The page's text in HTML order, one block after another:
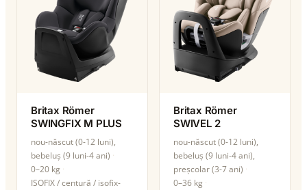
Britax Römer
SWINGFIX M PLUS
nou-născut (0-12 luni),
bebeluș (9 luni-4 ani)
0–20 kg
ISOFIX / centură / isofix-
Britax Römer
SWIVEL 2
nou-născut (0-12 luni),
bebeluș (9 luni-4 ani),
preșcolar (3-7 ani)
0–36 kg